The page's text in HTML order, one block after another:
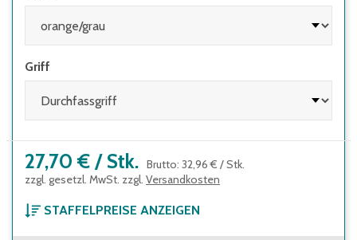
Griff
27,70 € / Stk. Brutto: 32,96 € /Stk.
zzgl. gesetzl. MwSt. zzgl. Versandkosten
STAFFELPREISE ANZEIGEN